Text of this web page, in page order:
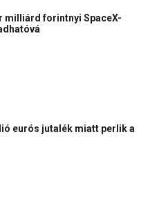
milliárd forintnyi SpaceX-
eurós jutalék miatt perlik a